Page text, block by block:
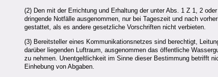
(2) Den mit der Errichtung und Erhaltung der unter Abs. 1 Z 1, 2
dringende Notfälle ausgenommen, nur bei Tageszeit und nach
gestattet, als es andere gesetzliche Vorschriften nicht verbieten.
(3) Bereitsteller eines Kommunikationsnetzes sind berechtigt,
darüber liegenden Luftraum, ausgenommen das öffentliche
zu nehmen. Unentgeltlichkeit im Sinne dieser Bestimmung betrifft
Einhebung von Abgaben.